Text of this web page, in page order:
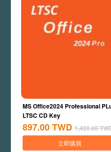
MS Office2024 Professional
LTSC CD Key
897.00 TWD 1,420.00
立即購買